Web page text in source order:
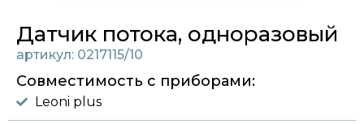
Датчик потока, одноразовый
артикул: 0217115/10
Совместимость с приборами:
Leoni plus